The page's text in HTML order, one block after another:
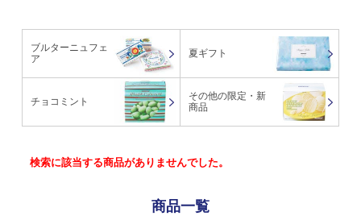
ブルターニュフェ
ア
夏ギフト
チョコミント
その他の限定・新
商品
検索に該当する商品がありませんでした。
商品一覧